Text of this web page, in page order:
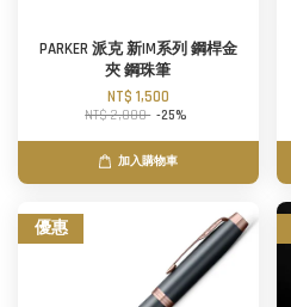
PARKER 派克 新IM系列 鋼桿金
夾 鋼珠筆
NT$ 1,500
NT$ 2,000 -25%
加入購物車
優惠